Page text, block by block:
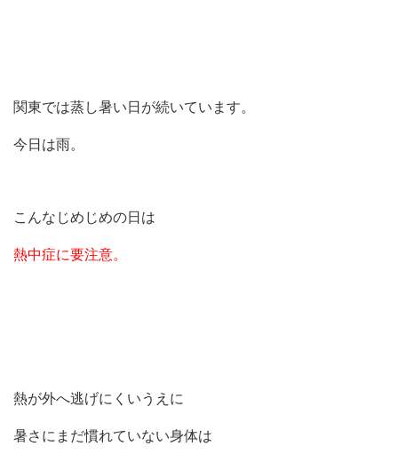
関東では蒸し暑い日が続いています。
今日は雨。
こんなじめじめの日は
熱中症に要注意。
熱が外へ逃げにくいうえに
暑さにまだ慣れていない身体は